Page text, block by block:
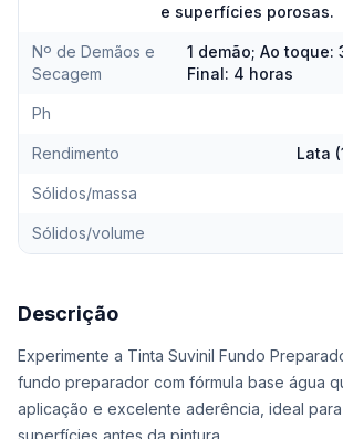
e superfícies porosas.
Nº de Demãos e
Secagem
1 demão; Ao toque:
Final: 4 horas
Ph
Rendimento Lata
Sólidos/massa
Sólidos/volume
Descrição
Experimente a Tinta Suvinil Fundo
fundo preparador com fórmula base água
aplicação e excelente aderência, ideal
superfícies antes da pintura.